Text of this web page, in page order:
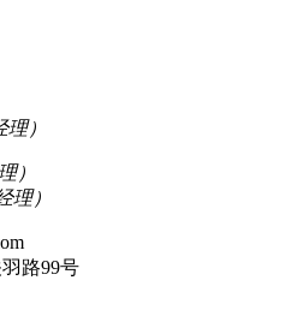
）
）
理）
路99号